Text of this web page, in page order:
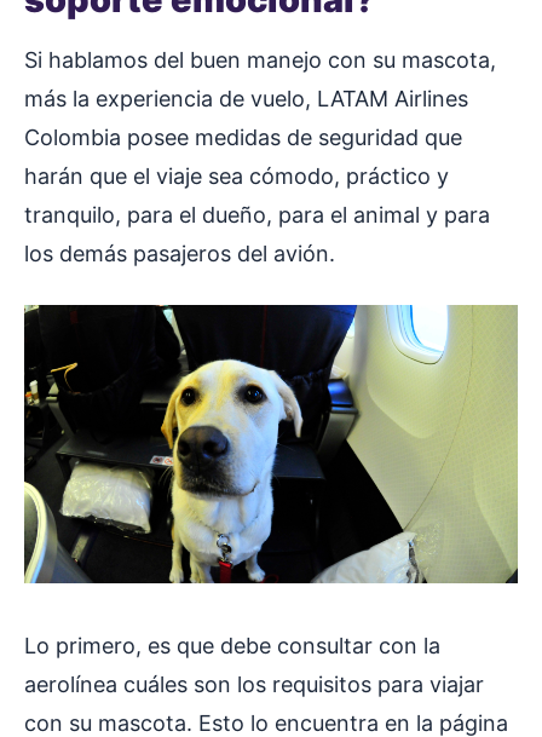
Si hablamos del buen manejo con su mascota,
más la experiencia de vuelo, LATAM Airlines
Colombia posee medidas de seguridad que
harán que el viaje sea cómodo, práctico y
tranquilo, para el dueño, para el animal y para
los demás pasajeros del avión.
Lo primero, es que debe consultar con la
aerolínea cuáles son los requisitos para viajar
con su mascota. Esto lo encuentra en la página